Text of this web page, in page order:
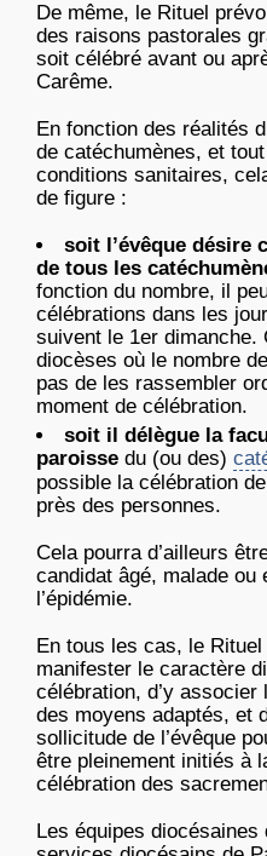
De même, le Rituel
des raisons pastorales
soit célébré avant ou
Carême.
En fonction des réalités
de catéchumènes, et
conditions sanitaires,
de figure :
soit l’évêque désire
de tous les
fonction du nombre, il
célébrations dans les
suivent le 1er dimanche.
diocèses où le nombre
pas de les rassembler
moment de célébration.
soit il délègue la
paroisse du (ou des)
possible la célébration
près des personnes.
Cela pourra d’ailleurs
candidat âgé, malade ou
l’épidémie.
En tous les cas, le
manifester le caractère
célébration, d’y associer
des moyens adaptés, et
sollicitude de l’évêque
être pleinement initiés à
célébration des
Les équipes